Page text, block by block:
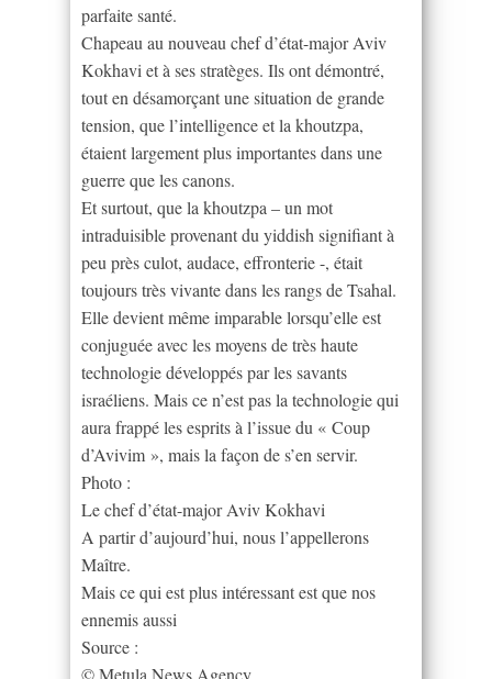
parfaite santé.
Chapeau au nouveau chef d’état-major Aviv
Kokhavi et à ses stratèges. Ils ont démontré,
tout en désamorçant une situation de grande
tension, que l’intelligence et la khoutzpa,
étaient largement plus importantes dans une
guerre que les canons.
Et surtout, que la khoutzpa – un mot
intraduisible provenant du yiddish signifiant à
peu près culot, audace, effronterie -, était
toujours très vivante dans les rangs de Tsahal.
Elle devient même imparable lorsqu’elle est
conjuguée avec les moyens de très haute
technologie développés par les savants
israéliens. Mais ce n’est pas la technologie qui
aura frappé les esprits à l’issue du « Coup
d’Avivim », mais la façon de s’en servir.
Photo :
Le chef d’état-major Aviv Kokhavi
A partir d’aujourd’hui, nous l’appellerons
Maître.
Mais ce qui est plus intéressant est que nos
ennemis aussi
Source :
© Metula News Agency